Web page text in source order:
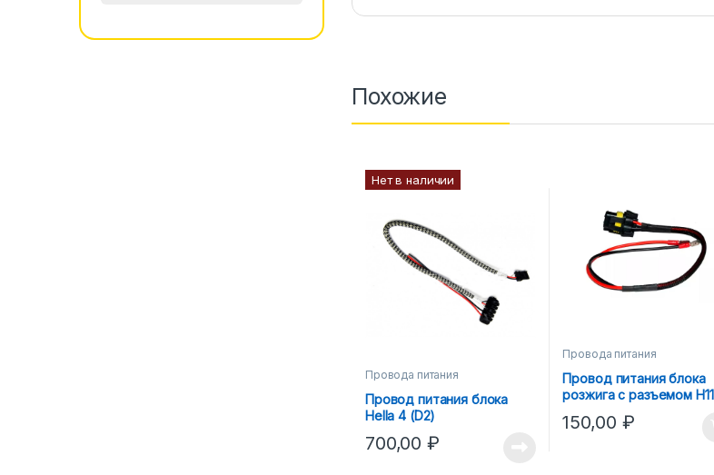
Похожие
Нет в наличии
Провода питания
Провод питания блока
Hella 4 (D2)
700,00₽
Провода питания
Провод питания блока
розжига с разъемом H11
150,00 ₽